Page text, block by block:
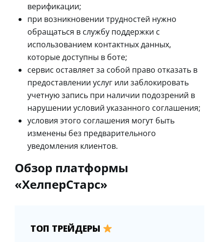
верификации;
при возникновении трудностей нужно
обращаться в службу поддержки с
использованием контактных данных,
которые доступны в боте;
сервис оставляет за собой право отказать в
предоставлении услуг или заблокировать
учетную запись при наличии подозрений в
нарушении условий указанного соглашения;
условия этого соглашения могут быть
изменены без предварительного
уведомления клиентов.
Обзор платформы
«ХелперСтарс»
ТОП ТРЕЙДЕРЫ